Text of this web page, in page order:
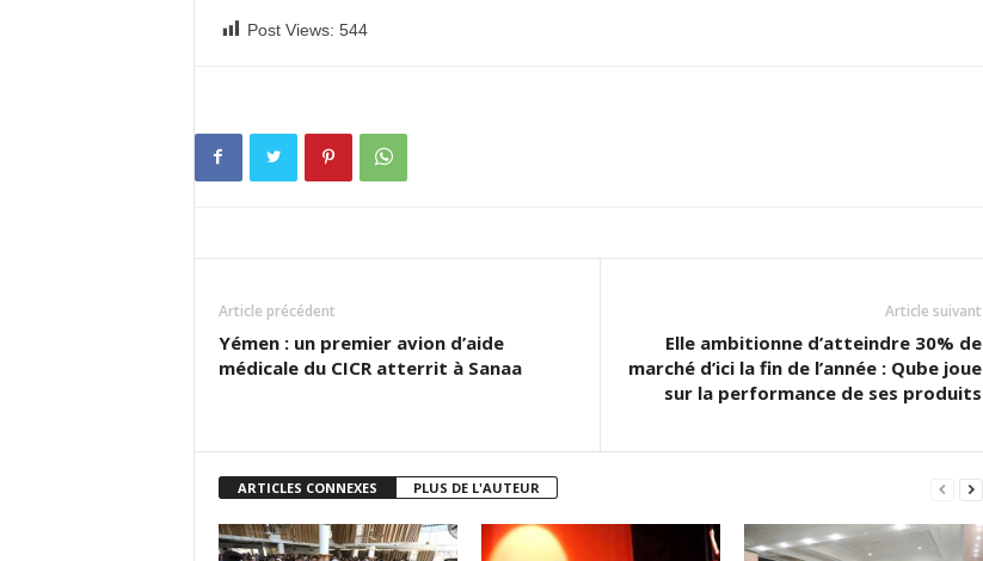
Post Views: 544
Article précédent
Yémen : un premier avion d’aide
médicale du CICR atterrit à Sanaa
Article suivant
Elle ambitionne d’atteindre 30% de
marché d’ici la fin de l’année : Qube joue
sur la performance de ses produits
ARTICLES CONNEXES PLUS DE L'AUTEUR